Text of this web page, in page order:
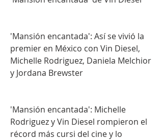
'Mansión encantada': Así se vivió la
premier en México con Vin Diesel,
Michelle Rodriguez, Daniela Melchior
y Jordana Brewster
'Mansión encantada': Michelle
Rodriguez y Vin Diesel rompieron el
récord más cursi del cine y lo